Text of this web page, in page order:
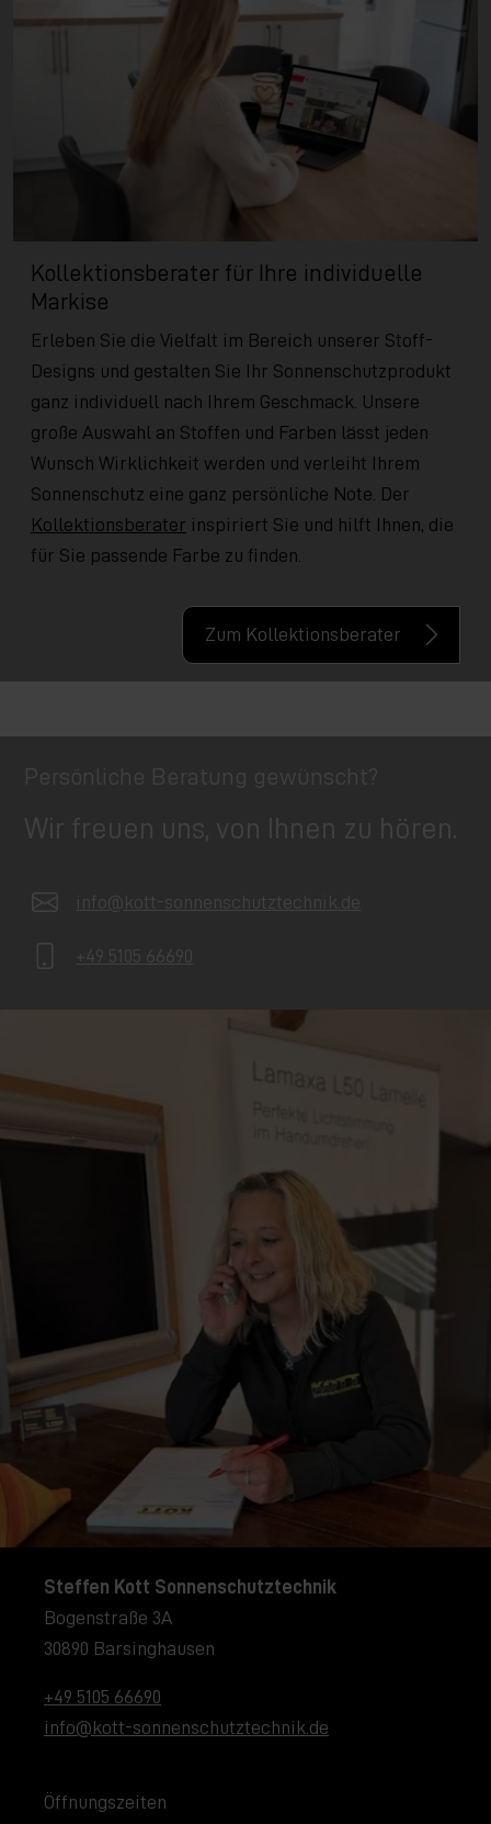
Kollektionsberater für Ihre individuelle
Markise
Erleben Sie die Vielfalt im Bereich unserer Stoff-
Designs und gestalten Sie Ihr Sonnenschutzprodukt
ganz individuell nach Ihrem Geschmack. Unsere
große Auswahl an Stoffen und Farben lässt jeden
Wunsch Wirklichkeit werden und verleiht Ihrem
Sonnenschutz eine ganz persönliche Note. Der
Kollektionsberater inspiriert Sie und hilft Ihnen, die
für Sie passende Farbe zu finden.
Zum Kollektionsberater
Persönliche Beratung gewünscht?
Wir freuen uns, von Ihnen zu hören.
info@kott-sonnenschutztechnik.de
+49 5105 66690
Steffen Kott Sonnenschutztechnik
Bogenstraße 3A
30890 Barsinghausen
+49 5105 66690
info@kott-sonnenschutztechnik.de
Öffnungszeiten